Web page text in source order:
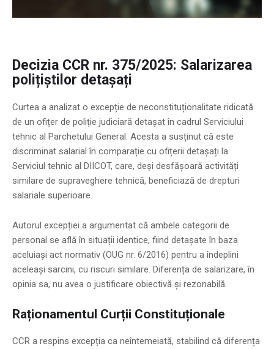
Decizia CCR nr. 375/2025: Salarizarea
polițiștilor detașați
Curtea a analizat o excepție de neconstituționalitate ridicată
de un ofițer de poliție judiciară detașat în cadrul Serviciului
tehnic al Parchetului General. Acesta a susținut că este
discriminat salarial în comparație cu ofițerii detașați la
Serviciul tehnic al DIICOT, care, deși desfășoară activități
similare de supraveghere tehnică, beneficiază de drepturi
salariale superioare.
Autorul excepției a argumentat că ambele categorii de
personal se află în situații identice, fiind detașate în baza
aceluiași act normativ (OUG nr. 6/2016) pentru a îndeplini
aceleași sarcini, cu riscuri similare. Diferența de salarizare, în
opinia sa, nu avea o justificare obiectivă și rezonabilă.
Raționamentul Curții Constituționale
CCR a respins excepția ca neîntemeiată, stabilind că diferența